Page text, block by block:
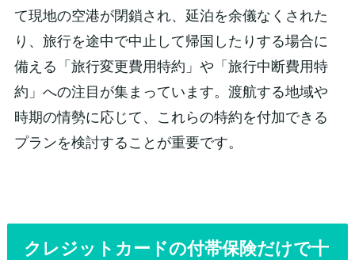
て現地の空港が閉鎖され、延泊を余儀なくされた
り、旅行を途中で中止して帰国したりする場合に
備える「旅行変更費用特約」や「旅行中断費用特
約」への注目が集まっています。渡航する地域や
時期の情勢に応じて、これらの特約を付加できる
プランを検討することが重要です。
クレジットカードの付帯保険だけで十